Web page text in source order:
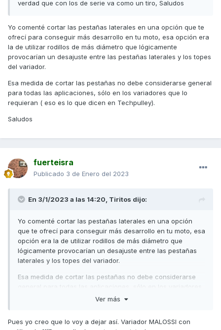
verdad que con los de serie va como un tiro, Saludos
Yo comenté cortar las pestañas laterales en una opción que te
ofrecí para conseguir más desarrollo en tu moto, esa opción era
la de utilizar rodillos de más diámetro que lógicamente
provocarían un desajuste entre las pestañas laterales y los topes
del variador.
Esa medida de cortar las pestañas no debe considerarse general
para todas las aplicaciones, sólo en los variadores que lo
requieran ( eso es lo que dicen en Techpulley).
Saludos
fuerteisra
Publicado 3 de Enero del 2023
En 3/1/2023 a las 14:20, Tiritos dijo:
Yo comenté cortar las pestañas laterales en una opción
que te ofrecí para conseguir más desarrollo en tu moto, esa
opción era la de utilizar rodillos de más diámetro que
lógicamente provocarían un desajuste entre las pestañas
laterales y los topes del variador.
Esa medida de cortar las pestañas no debe considerarse
general para todas las aplicaciones, sólo en los variadores
que lo requieran ( eso es lo que dicen en Techpulley).
Ver más
Pues yo creo que lo voy a dejar así. Variador MALOSSI con